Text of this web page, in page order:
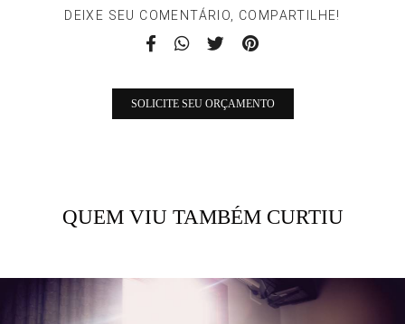
DEIXE SEU COMENTÁRIO, COMPARTILHE!
SOLICITE SEU ORÇAMENTO
QUEM VIU TAMBÉM CURTIU